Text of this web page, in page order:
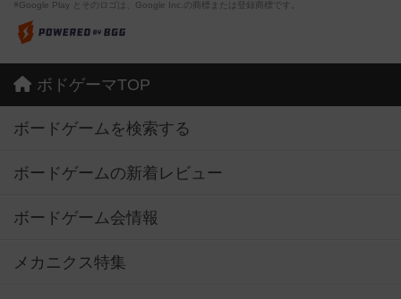
※Google Play とそのロゴは、Google Inc.の商標または登録商標です。
ボドゲーマTOP
ボードゲームを検索する
ボードゲームの新着レビュー
ボードゲーム会情報
メカニクス特集